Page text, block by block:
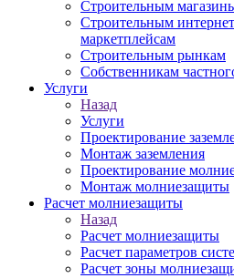
Строительным
Строительным
маркетплейсам
Строительным рынкам
Собственникам
Услуги
Назад
Услуги
Проектирование
Монтаж заземления
Проектирование
Монтаж молниезащиты
Расчет молниезащиты
Назад
Расчет молниезащиты
Расчет параметров
Расчет зоны